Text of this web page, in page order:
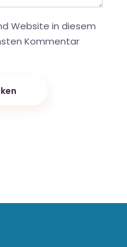
Website in diesem
Kommentar